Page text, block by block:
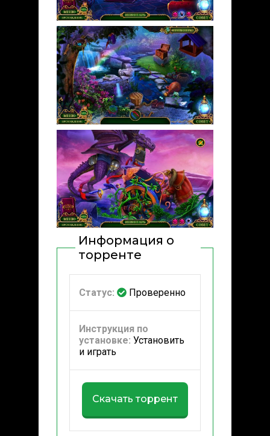
Информация о
торренте
Статус: Проверенно
Инструкция по
установке: Установить
и играть
Скачать торрент